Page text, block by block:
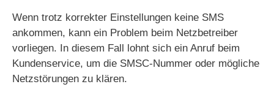
Wenn trotz korrekter Einstellungen keine SMS
ankommen, kann ein Problem beim Netzbetreiber
vorliegen. In diesem Fall lohnt sich ein Anruf beim
Kundenservice, um die SMSC‑Nummer oder mögliche
Netzstörungen zu klären.